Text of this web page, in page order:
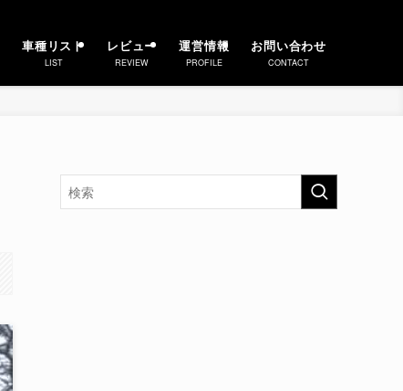
車種リスト
LIST
レビュー
REVIEW
運営情報
PROFILE
お問い合わせ
CONTACT